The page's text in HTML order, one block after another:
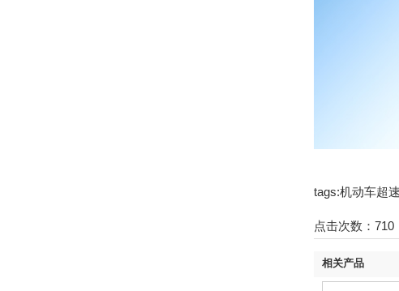
tags:机动车超
点击次数： 710
相关产品